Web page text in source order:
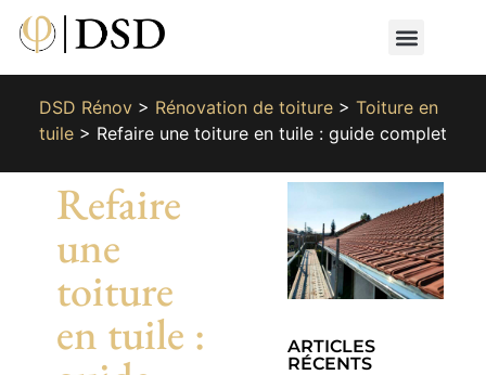
DSD Rénov> Rénovation de toiture> Toiture en
tuile> Refaire une toiture en tuile : guide complet
Refaire
une
toiture
en tuile :
ARTICLES
RÉCENTS